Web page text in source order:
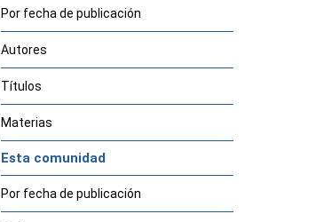
Por fecha de publicación
Autores
Títulos
Materias
Esta comunidad
Por fecha de publicación